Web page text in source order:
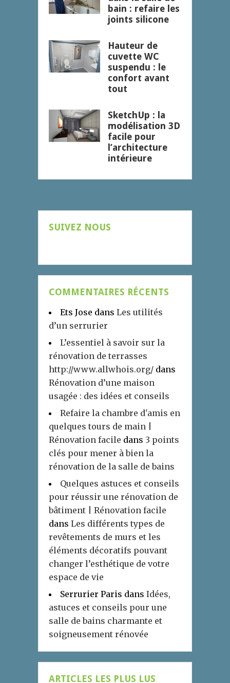
bain : refaire les
joints silicone
Hauteur de
cuvette WC
suspendu : le
confort avant
tout
SketchUp : la
modélisation 3D
facile pour
l’architecture
intérieure
SUIVEZ NOUS
COMMENTAIRES RÉCENTS
Ets Jose dans Les utilités
d’un serrurier
L’essentiel à savoir sur la
rénovation de terrasses
http://www.allwhois.org/ dans
Rénovation d’une maison
usagée : des idées et conseils
Refaire la chambre d'amis en
quelques tours de main |
Rénovation facile dans 3 points
clés pour mener à bien la
rénovation de la salle de bains
Quelques astuces et conseils
pour réussir une rénovation de
bâtiment | Rénovation facile
dans Les différents types de
revêtements de murs et les
éléments décoratifs pouvant
changer l’esthétique de votre
espace de vie
Serrurier Paris dans Idées,
astuces et conseils pour une
salle de bains charmante et
soigneusement rénovée
ARTICLES LES PLUS LUS